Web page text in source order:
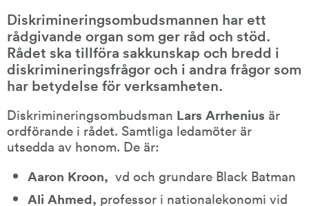
Diskrimineringsombudsmannen har ett
rådgivande organ som ger råd och stöd.
Rådet ska tillföra sakkunskap och bredd i
diskrimineringsfrågor och i andra frågor som
har betydelse för verksamheten.
Diskrimineringsombudsman Lars Arrhenius är
ordförande i rådet. Samtliga ledamöter är
utsedda av honom. De är:
Aaron Kroon, vd och grundare Black Batman
Ali Ahmed, professor i nationalekonomi vid